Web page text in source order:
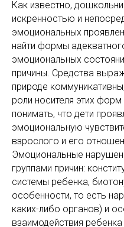
Как известно,
искренностью и
эмоциональных
найти формы
эмоциональных
причины. Средства
природе
роли носителя этих
понимать, что дети
эмоциональную
взрослого и его
Эмоциональные
группами причин:
системы ребенка,
особенности, то есть
каких-либо органов) и
взаимодействия